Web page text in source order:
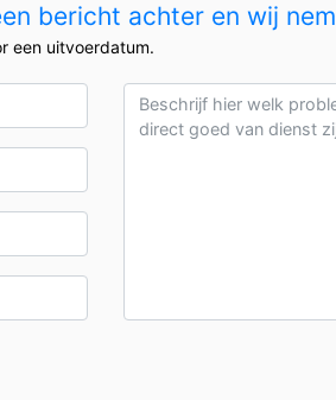
bericht achter en wij
een uitvoerdatum.